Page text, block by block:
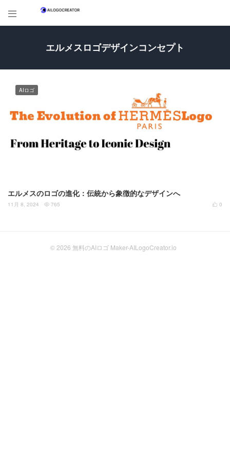

エルメスロゴデザインコンセプト
エルメスのロゴの進化：伝統から象徴的なデザインへ
AIロゴ
 0
11月 8, 2024  765
© 2026 無料のAIロゴ Maker-AILogoCreator.io